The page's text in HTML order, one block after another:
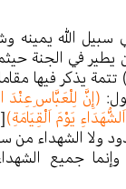
الله يمينه
يطير في الجنة
تتمة يذكر فيها
(إِنَّ لِلْعَبَّاسِ عِنْدَ
يَوْمَ اَلْقِيَامَةِ)[٧]
ولا الشهداء من
جميع